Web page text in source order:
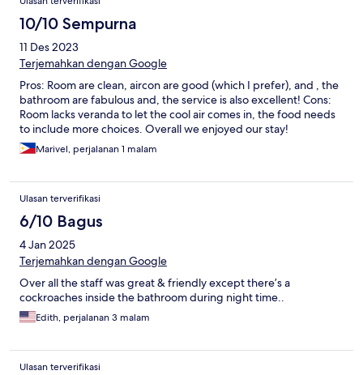
10/10 Sempurna
11 Des 2023
Terjemahkan dengan Google
Pros: Room are clean, aircon are good (which I prefer), and , the
bathroom are fabulous and, the service is also excellent! Cons:
Room lacks veranda to let the cool air comes in, the food needs
to include more choices. Overall we enjoyed our stay!
Marivel, perjalanan 1 malam
Ulasan terverifikasi
6/10 Bagus
4 Jan 2025
Terjemahkan dengan Google
Over all the staff was great & friendly except there’s a
cockroaches inside the bathroom during night time..
Edith, perjalanan 3 malam
Ulasan terverifikasi